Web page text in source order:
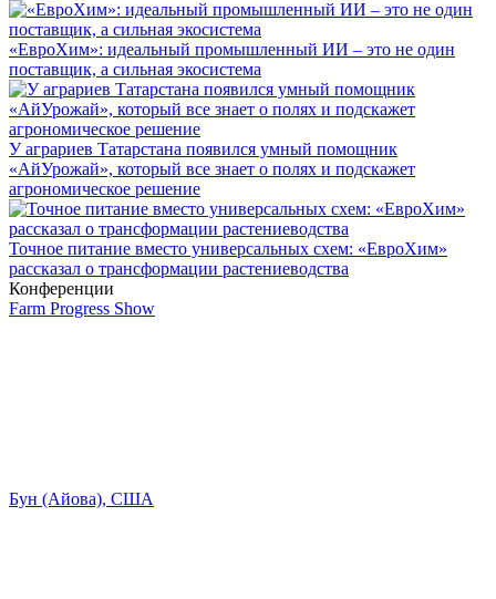
«ЕвроХим»: идеальный промышленный ИИ – это не один
поставщик, а сильная экосистема
У аграриев Татарстана появился умный помощник
«АйУрожай», который все знает о полях и подскажет
агрономическое решение
Точное питание вместо универсальных схем: «ЕвроХим»
рассказал о трансформации растениеводства
Конференции
Farm Progress Show
Бун (Айова), США